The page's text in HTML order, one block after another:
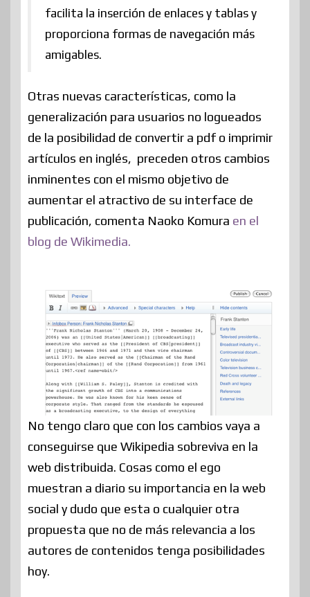
facilita la inserción de enlaces y tablas y
proporciona formas de navegación más
amigables.
Otras nuevas características, como la
generalización para usuarios no logueados
de la posibilidad de convertir a pdf o imprimir
artículos en inglés, preceden otros cambios
inminentes con el mismo objetivo de
aumentar el atractivo de su interface de
publicación, comenta Naoko Komura en el
blog de Wikimedia.
No tengo claro que con los cambios vaya a
conseguirse que Wikipedia sobreviva en la
web distribuida. Cosas como el ego
muestran a diario su importancia en la web
social y dudo que esta o cualquier otra
propuesta que no de más relevancia a los
autores de contenidos tenga posibilidades
hoy.